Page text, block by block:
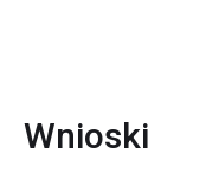
Wnioski